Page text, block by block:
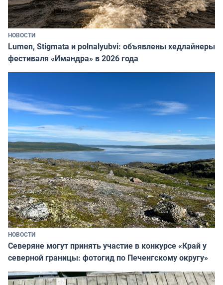
НОВОСТИ
Lumen, Stigmata и polnalyubvi: объявлены хедлайнеры
фестиваля «Имандра» в 2026 года
НОВОСТИ
Северяне могут принять участие в конкурсе «Край у
северной границы: фотогид по Печенгскому округу»